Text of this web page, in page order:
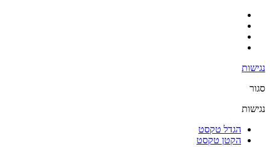
נגישות
סגור
נגישות
הגדל טקסט
הקטן טקסט